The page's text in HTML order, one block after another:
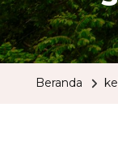
Beranda